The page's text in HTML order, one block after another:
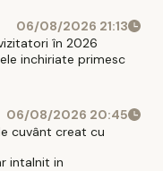
06/08/2026 21:13
în 2026
inchiriate primesc
06/08/2026 20:45
cuvânt creat cu
intalnit in